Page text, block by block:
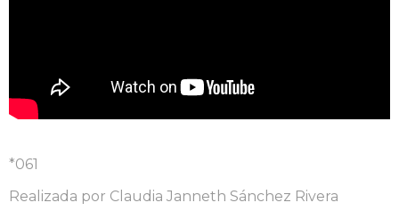
*061
Realizada por Claudia Janneth Sánchez Rivera